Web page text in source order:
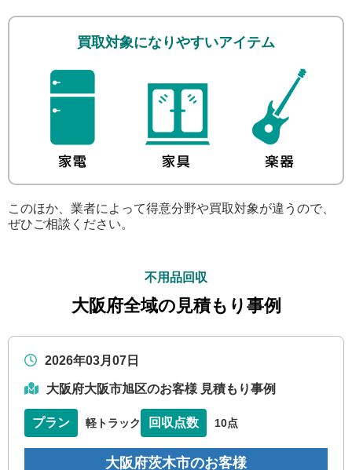
買取対象になりやすいアイテム
このほか、業者によって得意分野や買取対象が違うので、
ぜひご相談ください。
不用品回収
大阪府全域の見積もり事例
2026年03月07日
大阪府大阪市旭区のお客様 見積もり事例
プラン 軽トラック 回収点数 10点
大阪府茨木市のお客様